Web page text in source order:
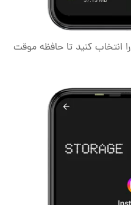
Clear Cache و Clear Data را انتخاب کنید تا حافظه موقت